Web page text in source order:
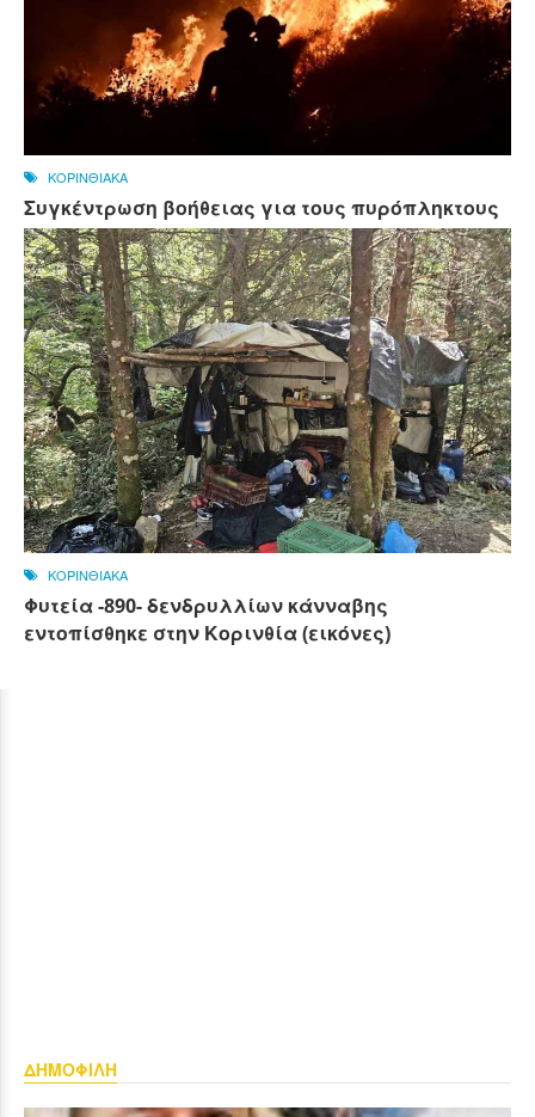
ΚΟΡΙΝΘΙΑΚΑ
Συγκέντρωση βοήθειας για τους πυρόπληκτους
ΚΟΡΙΝΘΙΑΚΑ
Φυτεία -890- δενδρυλλίων κάνναβης
εντοπίσθηκε στην Κορινθία (εικόνες)
ΔΗΜΟΦΙΛΗ